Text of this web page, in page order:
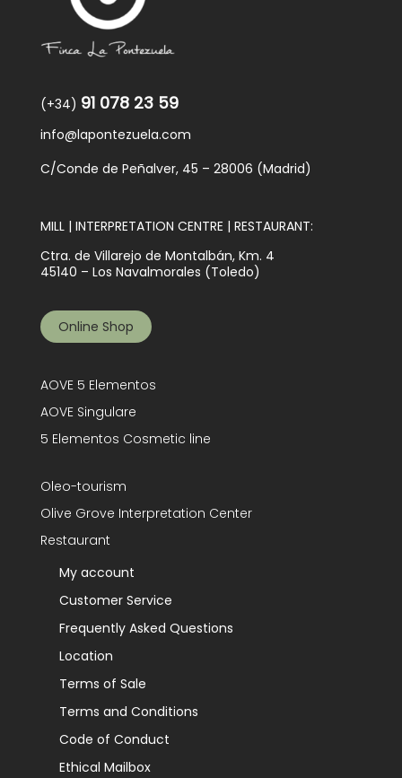
(+34) 91 078 23 59
info@lapontezuela.com
C/Conde de Peñalver, 45 – 28006 (Madrid)
MILL | INTERPRETATION CENTRE | RESTAURANT:
Ctra. de Villarejo de Montalbán, Km. 4
45140 – Los Navalmorales (Toledo)
Online Shop
AOVE 5 Elementos
AOVE Singulare
5 Elementos Cosmetic line
Oleo-tourism
Olive Grove Interpretation Center
Restaurant
My account
Customer Service
Frequently Asked Questions
Location
Terms of Sale
Terms and Conditions
Code of Conduct
Ethical Mailbox